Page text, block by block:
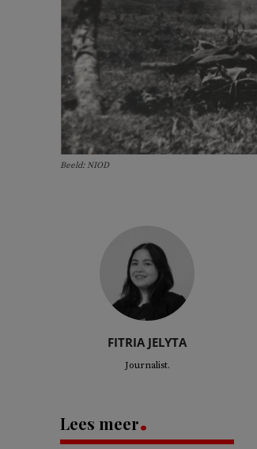
Beeld: NIOD
FITRIA JELYTA
Journalist.
Lees meer